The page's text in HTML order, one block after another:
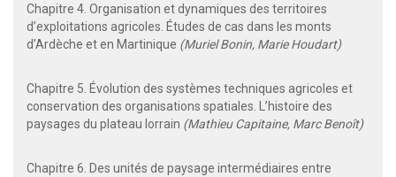
Chapitre 4. Organisation et dynamiques des territoires
d’exploitations agricoles. Études de cas dans les monts
d’Ardèche et en Martinique (Muriel Bonin, Marie Houdart)
Chapitre 5. Évolution des systèmes techniques agricoles et
conservation des organisations spatiales. L’histoire des
paysages du plateau lorrain (Mathieu Capitaine, Marc Benoît)
Chapitre 6. Des unités de paysage intermédiaires entre